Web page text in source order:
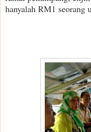
hanyalah RM1 seorang